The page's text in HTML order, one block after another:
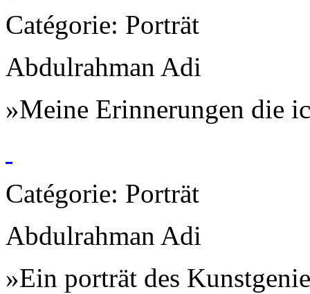
Catégorie: Porträt
Abdulrahman Adi
»Meine Erinnerungen die
Catégorie: Porträt
Abdulrahman Adi
»Ein porträt des